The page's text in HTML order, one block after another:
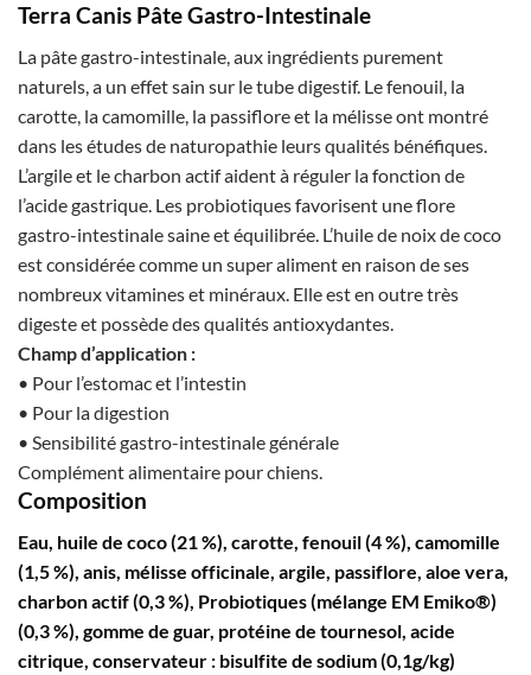
Terra Canis Pâte Gastro-Intestinale
La pâte gastro-intestinale, aux ingrédients purement
naturels, a un effet sain sur le tube digestif. Le fenouil, la
carotte, la camomille, la passiflore et la mélisse ont montré
dans les études de naturopathie leurs qualités bénéfiques.
L’argile et le charbon actif aident à réguler la fonction de
l’acide gastrique. Les probiotiques favorisent une flore
gastro-intestinale saine et équilibrée. L’huile de noix de coco
est considérée comme un super aliment en raison de ses
nombreux vitamines et minéraux. Elle est en outre très
digeste et possède des qualités antioxydantes.
Champ d’application :
• Pour l’estomac et l’intestin
• Pour la digestion
• Sensibilité gastro-intestinale générale
Complément alimentaire pour chiens.
Composition
Eau, huile de coco (21 %), carotte, fenouil (4 %), camomille
(1,5 %), anis, mélisse officinale, argile, passiflore, aloe vera,
charbon actif (0,3 %), Probiotiques (mélange EM Emiko®)
(0,3 %), gomme de guar, protéine de tournesol, acide
citrique, conservateur : bisulfite de sodium (0,1g/kg)